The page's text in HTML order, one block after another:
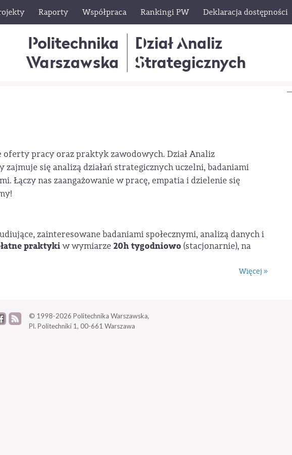
Raporty Współpraca Rankingi PW Deklaracja dostępności
Politechnika
Warszawska
Dział Analiz
Strategicznych
oferty pracy oraz praktyk zawodowych. Dział Analiz
się analizą działań strategicznych uczelni, badaniami
Łączy nas zaangażowanie w pracę, empatia i dzielenie się
zainteresowane badaniami społecznymi, analizą danych i
praktykiw wymiarze 20h tygodniowo (stacjonarnie), na
Więcej »
© 1998-2026 Politechnika Warszawska,
Pl. Politechniki 1, 00-661 Warszawa